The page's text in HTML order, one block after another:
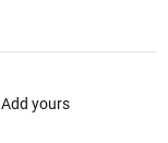
Add yours